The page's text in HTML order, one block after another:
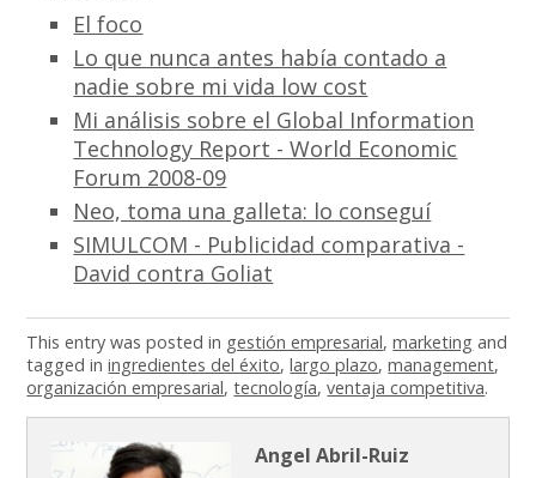
El foco
Lo que nunca antes había contado a
nadie sobre mi vida low cost
Mi análisis sobre el Global Information
Technology Report - World Economic
Forum 2008-09
Neo, toma una galleta: lo conseguí
SIMULCOM - Publicidad comparativa -
David contra Goliat
This entry was posted in gestión empresarial,marketing and
tagged iningredientes del éxito,largo plazo,management,
organización empresarial,tecnología,ventaja competitiva.
Angel Abril-Ruiz